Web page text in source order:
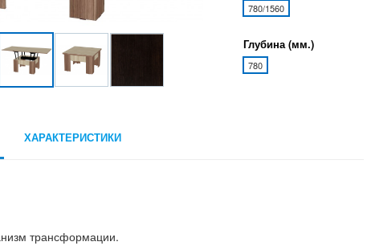
780/1560
Глубина (мм.)
780
ХАРАКТЕРИСТИКИ
трансформации.